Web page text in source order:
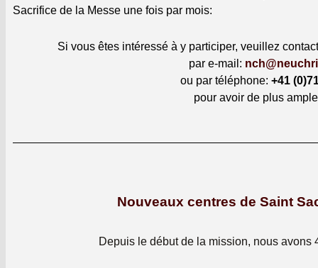
Sac­ri­fice de la Messe une fois par mois:
Si vous êtes intéressé à y par­ticiper, veuillez
par e‑mail:
ou par télé­phone: +41
pour avoir de plus
Nouveaux centres de Saint
Depuis le début de la mis­sion, nous avons